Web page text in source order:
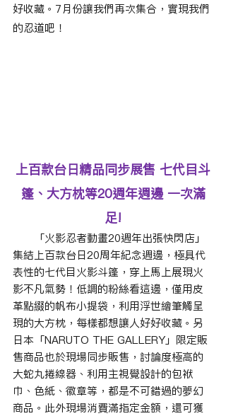
好收藏。7月份讓我們再次集合，實現我們
的忍道吧！
上百款台日精品同步展售 七代目斗
篷、大方枕等20週年週邊 一次滿
足!
「火影忍者動畫20週年出張快閃店」
集結上百款台日20周年紀念週邊，極具代
表性的七代目火影斗篷，穿上馬上展現火
影不凡氣勢！低調的粉絲看這邊，僅用皮
革點綴的帆布小提袋，利用浮世繪筆觸呈
現的大方枕，每樣都想讓人好好收藏。另
日本「NARUTO THE GALLERY」限定販
售商品也於現場同步販售，討論度極高的
大蛇丸捲線器、利用主視覺設計的包袱
巾、色紙、徽章等，都是不可錯過的夢幻
商品。此外現場消費滿指定金額，還可獲